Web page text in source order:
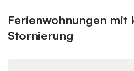
Ferienwohnungen mit
Stornierung